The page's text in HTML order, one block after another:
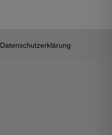
Datenschutzerklärung